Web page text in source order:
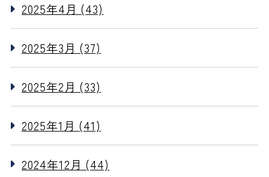
2025年4月 (43)
2025年3月 (37)
2025年2月 (33)
2025年1月 (41)
2024年12月 (44)